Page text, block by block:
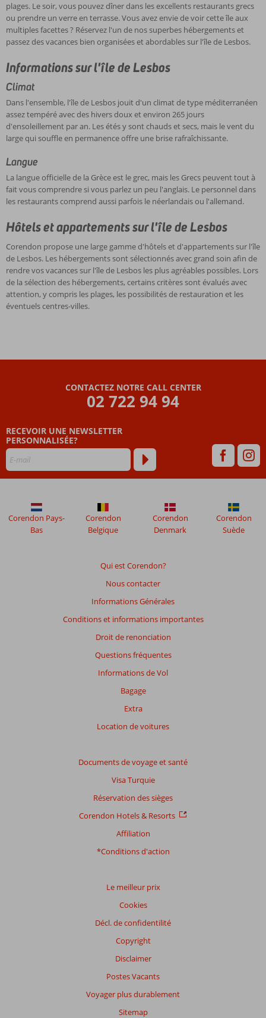
plages. Le soir, vous pouvez dîner dans les excellents restaurants grecs
ou prendre un verre en terrasse. Vous avez envie de voir cette île aux
multiples facettes ? Réservez l'un de nos superbes hébergements et
passez des vacances bien organisées et abordables sur l'île de Lesbos.
Informations sur l'île de Lesbos
Climat
Dans l'ensemble, l'île de Lesbos jouit d'un climat de type méditerranéen
assez tempéré avec des hivers doux et environ 265 jours
d'ensoleillement par an. Les étés y sont chauds et secs, mais le vent du
large qui souffle en permanence offre une brise rafraîchissante.
Langue
La langue officielle de la Grèce est le grec, mais les Grecs peuvent tout à
fait vous comprendre si vous parlez un peu l'anglais. Le personnel dans
les restaurants comprend aussi parfois le néerlandais ou l'allemand.
Hôtels et appartements sur l'île de Lesbos
Corendon propose une large gamme d'hôtels et d'appartements sur l'île
de Lesbos. Les hébergements sont sélectionnés avec grand soin afin de
rendre vos vacances sur l'île de Lesbos les plus agréables possibles. Lors
de la sélection des hébergements, certains critères sont évalués avec
attention, y compris les plages, les possibilités de restauration et les
éventuels centres-villes.
CONTACTEZ NOTRE CALL CENTER
02 722 94 94
RECEVOIR UNE NEWSLETTER
PERSONNALISÉE?
Qui est Corendon?
Nous contacter
Informations Générales
Conditions et informations importantes
Droit de renonciation
Questions fréquentes
Informations de Vol
Bagage
Extra
Location de voitures
Documents de voyage et santé
Visa Turquie
Réservation des sièges
Corendon Hotels & Resorts
Affiliation
*Conditions d'action
Le meilleur prix
Cookies
Décl. de confidentilité
Copyright
Disclaimer
Postes Vacants
Voyager plus durablement
Sitemap
Corendon Pays-
Bas
Corendon
Belgique
Corendon
Denmark
Corendon
Suède